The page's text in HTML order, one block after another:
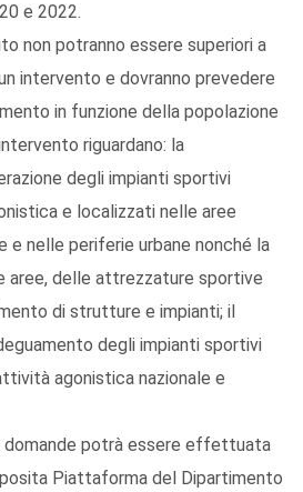
e 2022.
non potranno essere superiori a
intervento e dovranno prevedere
in funzione della popolazione
riguardano: la
degli impianti sportivi
e localizzati nelle aree
e nelle periferie urbane nonché la
aree, delle attrezzature sportive
di strutture e impianti; il
degli impianti sportivi
agonistica nazionale e
domande potrà essere effettuata
Piattaforma del Dipartimento